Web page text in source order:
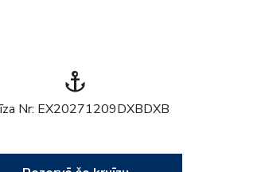
anchor
Nr: EX20271209DXBDXB